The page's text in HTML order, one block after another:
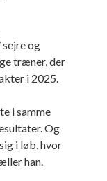
og
træner, der
i 2025.
i samme
Og
i løb, hvor
han.